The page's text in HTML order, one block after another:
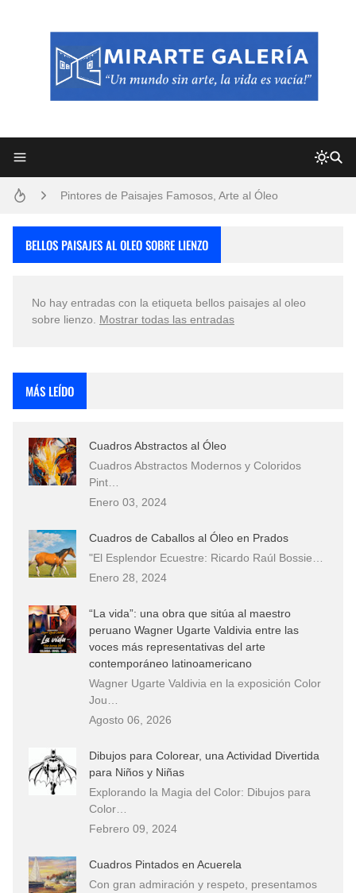
Pintores de Paisajes Famosos, Arte al Óleo
Que significan los cuadros de negras africanas?
El mundo del arte en pintura surrealista
BELLOS PAISAJES AL OLEO SOBRE LIENZO
No hay entradas con la etiqueta bellos paisajes al oleo
sobre lienzo
Mostrar todas las entradas
MÁS LEÍDO
Cuadros Abstractos al Óleo
Cuadros Abstractos Modernos y Coloridos
Pint…
Enero 03, 2024
Cuadros de Caballos al Óleo en Prados
"El Esplendor Ecuestre: Ricardo Raúl Bossie…
Enero 28, 2024
“La vida”: una obra que sitúa al maestro
peruano Wagner Ugarte Valdivia entre las
voces más representativas del arte
contemporáneo latinoamericano
Wagner Ugarte Valdivia en la exposición Color
Jou…
Agosto 06, 2026
Dibujos para Colorear, una Actividad Divertida
para Niños y Niñas
Explorando la Magia del Color: Dibujos para
Color…
Febrero 09, 2024
Cuadros Pintados en Acuerela
Con gran admiración y respeto, presentamos